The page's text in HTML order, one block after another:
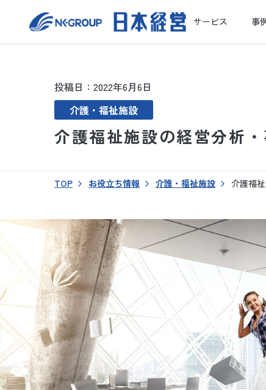
サービス 事
投稿日：2022年6月6日
介護・福祉施設
介護福祉施設の経営分析
TOP お役立ち情報 介護・福祉施設 介護福